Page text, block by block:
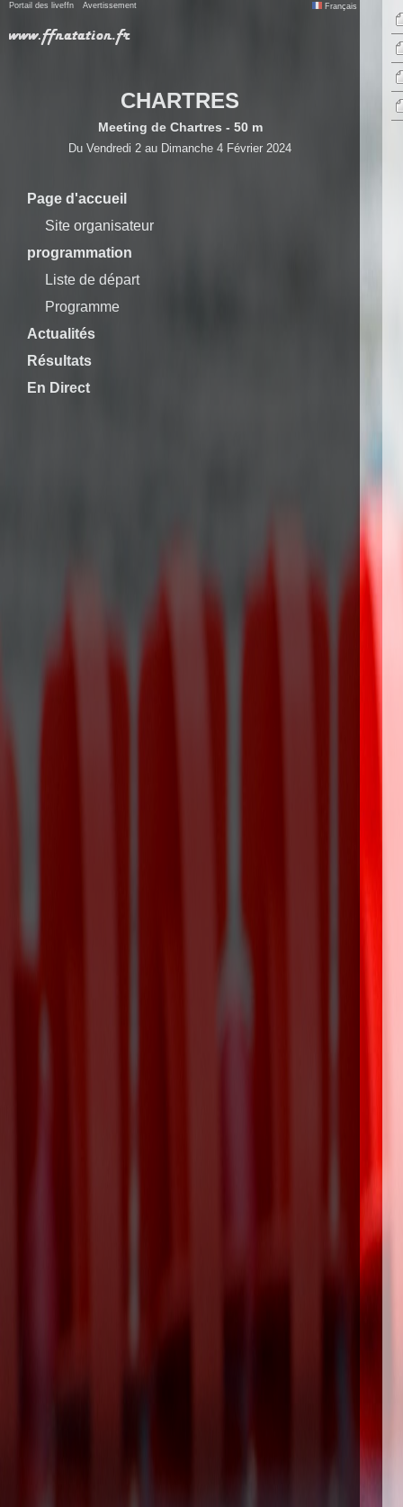
Portail des liveffn Avertissement Français
CHARTRES
Meeting de Chartres - 50 m
Du Vendredi 2 au Dimanche 4 Février 2024
Page d'accueil
Site organisateur
programmation
Liste de départ
Programme
Actualités
Résultats
En Direct